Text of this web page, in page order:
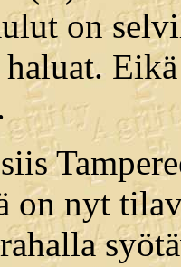
on
on nyt